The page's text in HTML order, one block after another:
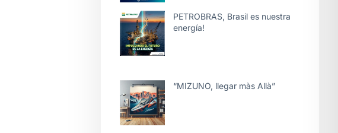
PETROBRAS, Brasil es nuestra
energía!
“MIZUNO, llegar màs Allà”